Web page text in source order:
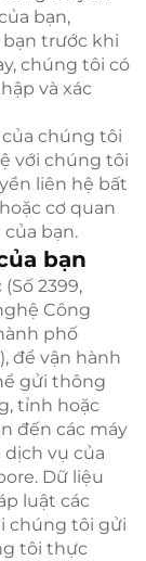
bạn,
trước khi
chúng tôi có
và xác
chúng tôi
với chúng tôi
liên hệ bất
cơ quan
bạn.
bạn
2399,
Công
phố
để vận hành
gửi thông
tỉnh hoặc
đến các máy
vụ của
Dữ liệu
luật các
chúng tôi gửi
tôi thực